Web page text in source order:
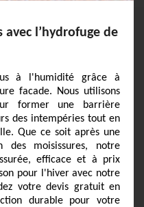
l’hydrofuge de
à l'humidité grâce à
facade. Nous utilisons
former une barrière
des intempéries tout en
Que ce soit après une
des moisissures, notre
efficace et à prix
pour l'hiver avec notre
votre devis gratuit en
durable pour votre